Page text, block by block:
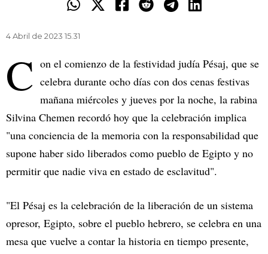
4 Abril de 2023 15.31
C on el comienzo de la festividad judía Pésaj, que se
celebra durante ocho días con dos cenas festivas
mañana miércoles y jueves por la noche, la rabina
Silvina Chemen recordó hoy que la celebración implica
"una conciencia de la memoria con la responsabilidad que
supone haber sido liberados como pueblo de Egipto y no
permitir que nadie viva en estado de esclavitud".
"El Pésaj es la celebración de la liberación de un sistema
opresor, Egipto, sobre el pueblo hebrero, se celebra en una
mesa que vuelve a contar la historia en tiempo presente,